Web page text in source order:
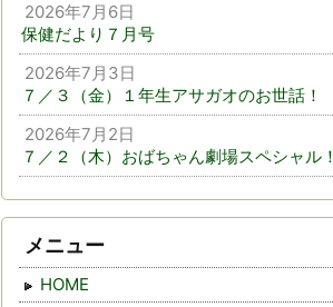
2026年7月6日
保健だより７月号
2026年7月3日
７／３（金）１年生アサガオのお世話！
2026年7月2日
７／２（木）おばちゃん劇場スペシャル！
メニュー
HOME